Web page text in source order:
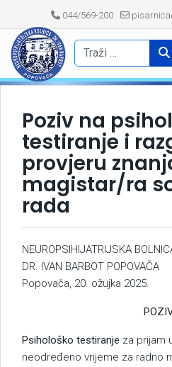
044/569-200
Poziv na
testiranje i
provjeru
magistar/ra
rada
NEUROPSIHIJATRIJSKA
DR. IVAN BARBOT POPOVAČA
Popovača, 20. ožujka 2025.
Psihološko testiranje za prijam
neodređeno vrijeme za radno